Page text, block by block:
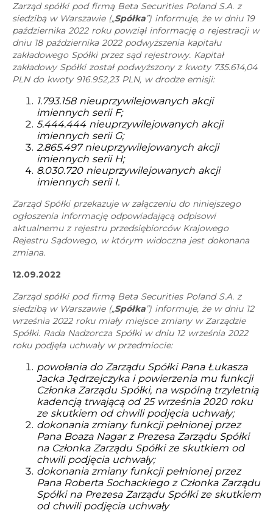
Zarząd spółki pod firmą Beta Securities Poland S.A. z
siedzibą w Warszawie („Spółka”) informuje, że w dniu 19
października 2022 roku powziął informację o rejestracji w
dniu 18 października 2022 podwyższenia kapitału
zakładowego Spółki przez sąd rejestrowy. Kapitał
zakładowy Spółki został podwyższony z kwoty 735.614,04
PLN do kwoty 916.952,23 PLN, w drodze emisji:
1.793.158 nieuprzywilejowanych akcji
imiennych serii F;
5.444.444 nieuprzywilejowanych akcji
imiennych serii G;
2.865.497 nieuprzywilejowanych akcji
imiennych serii H;
8.030.720 nieuprzywilejowanych akcji
imiennych serii I.
Zarząd Spółki przekazuje w załączeniu do niniejszego
ogłoszenia informację odpowiadającą odpisowi
aktualnemu z rejestru przedsiębiorców Krajowego
Rejestru Sądowego, w którym widoczna jest dokonana
zmiana.
12.09.2022
Zarząd spółki pod firmą Beta Securities Poland S.A. z
siedzibą w Warszawie („Spółka”) informuje, że w dniu 12
września 2022 roku miały miejsce zmiany w Zarządzie
Spółki. Rada Nadzorcza Spółki w dniu 12 września 2022
roku podjęła uchwały w przedmiocie:
powołania do Zarządu Spółki Pana Łukasza
Jacka Jędrzejczyka i powierzenia mu funkcji
Członka Zarządu Spółki, na wspólną trzyletnią
kadencją trwającą od 25 września 2020 roku
ze skutkiem od chwili podjęcia uchwały;
dokonania zmiany funkcji pełnionej przez
Pana Boaza Nagar z Prezesa Zarządu Spółki
na Członka Zarządu Spółki ze skutkiem od
chwili podjęcia uchwały;
dokonania zmiany funkcji pełnionej przez
Pana Roberta Sochackiego z Członka Zarządu
Spółki na Prezesa Zarządu Spółki ze skutkiem
od chwili podjęcia uchwały